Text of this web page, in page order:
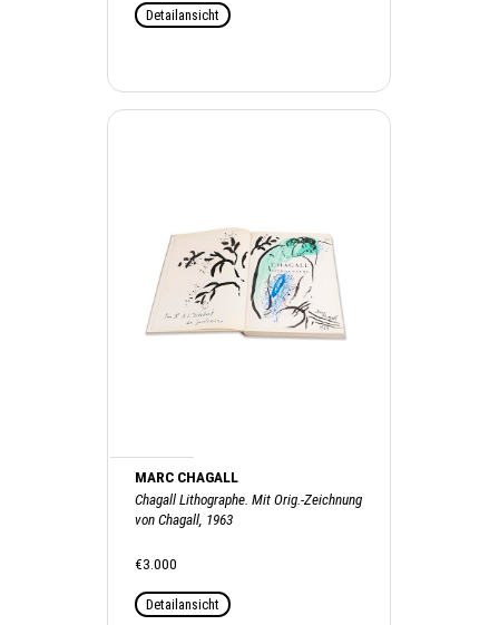
Detailansicht
MARC CHAGALL
Chagall Lithographe. Mit Orig.-Zeichnung
von Chagall, 1963
€3.000
Detailansicht